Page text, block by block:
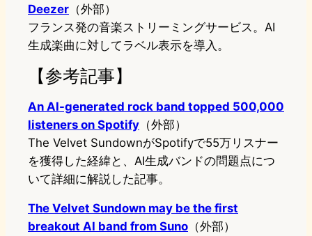
Deezer （外部）
フランス発の音楽ストリーミングサービス。AI
生成楽曲に対してラベル表示を導入。
【参考記事】
An AI-generated rock band topped 500,000
listeners on Spotify （外部）
The Velvet SundownがSpotifyで55万リスナー
を獲得した経緯と、AI生成バンドの問題点につ
いて詳細に解説した記事。
The Velvet Sundown may be the first
breakout AI band from Suno （外部）